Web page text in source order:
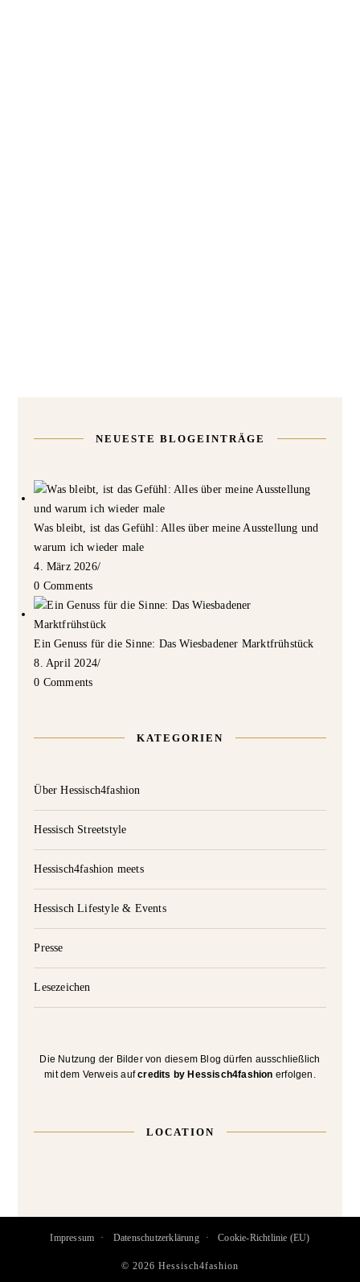
NEUESTE BLOGEINTRÄGE
Was bleibt, ist das Gefühl: Alles über meine Ausstellung und
warum ich wieder male
4. März 2026/
0 Comments
Ein Genuss für die Sinne: Das Wiesbadener Marktfrühstück
8. April 2024/
0 Comments
KATEGORIEN
Über Hessisch4fashion
Hessisch Streetstyle
Hessisch4fashion meets
Hessisch Lifestyle & Events
Presse
Lesezeichen
Die Nutzung der Bilder von diesem Blog dürfen ausschließlich
mit dem Verweis aufcredits by Hessisch4fashion erfolgen.
LOCATION
Impressum Datenschutzerklärung Cookie-Richtlinie (EU)
© 2026 Hessisch4fashion